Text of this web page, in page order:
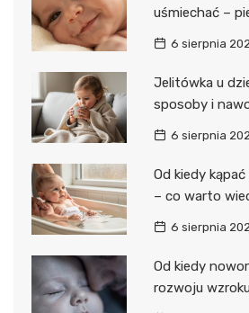
uśmiechać –
6 sierpnia
Jelitówka u
sposoby i
6 sierpnia
Od kiedy
– co warto
6 sierpnia
Od kiedy
rozwoju wzroku